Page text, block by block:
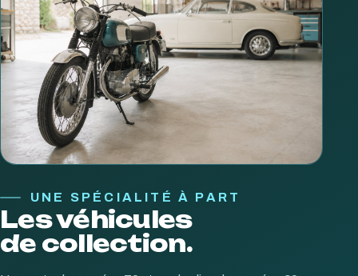
UNE SPÉCIALITÉ À PART
Les véhicules
de collection.